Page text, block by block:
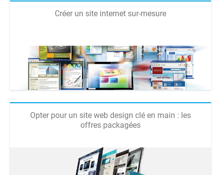
Créer un site internet sur-mesure
Opter pour un site web design clé en main : les
offres packagées